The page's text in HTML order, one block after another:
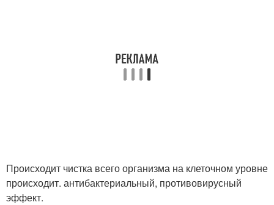
Происходит чистка всего организма на клеточном уровне
происходит. антибактериальный, противовирусный
эффект.